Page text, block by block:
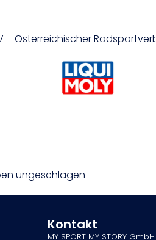
– Österreichischer
ungeschlagen
Kontakt
MY SPORT MY STORY GmbH